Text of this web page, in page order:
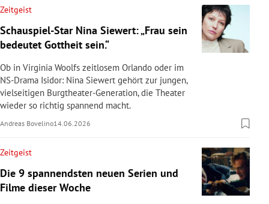
Zeitgeist
Schauspiel-Star Nina Siewert: „Frau sein
bedeutet Gottheit sein.“
Ob in Virginia Woolfs zeitlosem Orlando oder im
NS-Drama Isidor: Nina Siewert gehört zur jungen,
vielseitigen Burgtheater-Generation, die Theater
wieder so richtig spannend macht.
Andreas Bovelino14.06.2026
Zeitgeist
Die 9 spannendsten neuen Serien und
Filme dieser Woche